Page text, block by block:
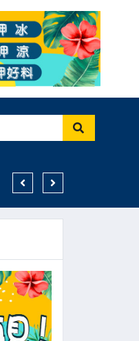
高雄親子遊樂園區8月登